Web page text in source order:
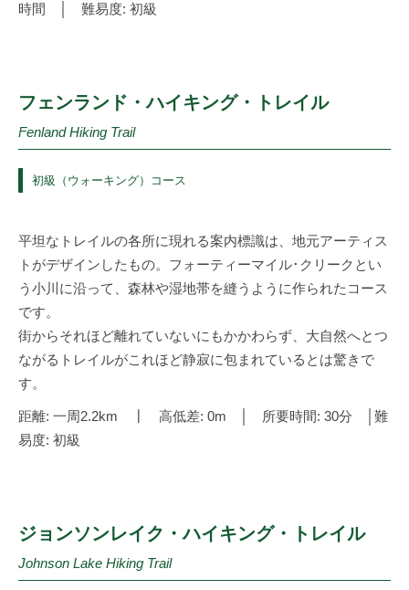
時間 │ 難易度: 初級
フェンランド・ハイキング・トレイル
Fenland Hiking Trail
初級（ウォーキング）コース
平坦なトレイルの各所に現れる案内標識は、地元アーティス
トがデザインしたもの。フォーティーマイル･クリークとい
う小川に沿って、森林や湿地帯を縫うように作られたコース
です。
街からそれほど離れていないにもかかわらず、大自然へとつ
ながるトレイルがこれほど静寂に包まれているとは驚きで
す。
距離: 一周2.2km ┃ 高低差: 0m │ 所要時間: 30分 │難
易度: 初級
ジョンソンレイク・ハイキング・トレイル
Johnson Lake Hiking Trail